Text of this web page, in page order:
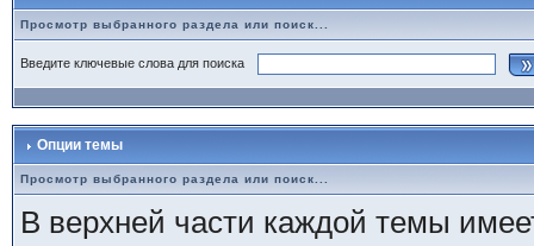
Просмотр выбранного раздела или поиск...
Введите ключевые слова для поиска
Опции темы
Просмотр выбранного раздела или поиск...
В верхней части каждой темы